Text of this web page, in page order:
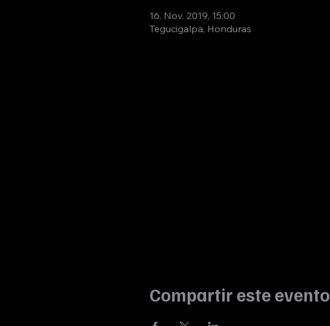
16. Nov. 2019, 15:00
Tegucigalpa, Honduras
Compartir este evento